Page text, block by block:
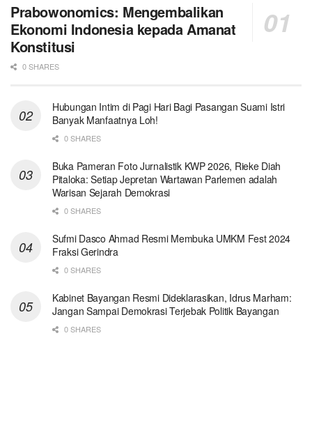
Prabowonomics: Mengembalikan
Ekonomi Indonesia kepada Amanat
Konstitusi
0 SHARES
Hubungan Intim di Pagi Hari Bagi Pasangan Suami Istri
Banyak Manfaatnya Loh!
0 SHARES
Buka Pameran Foto Jurnalistik KWP 2026, Rieke Diah
Pitaloka: Setiap Jepretan Wartawan Parlemen adalah
Warisan Sejarah Demokrasi
0 SHARES
Sufmi Dasco Ahmad Resmi Membuka UMKM Fest 2024
Fraksi Gerindra
0 SHARES
Kabinet Bayangan Resmi Dideklarasikan, Idrus Marham:
Jangan Sampai Demokrasi Terjebak Politik Bayangan
0 SHARES